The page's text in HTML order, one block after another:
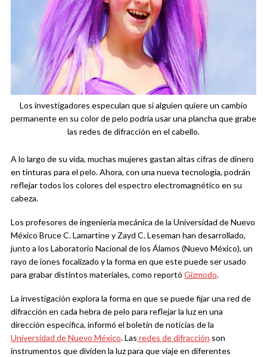
Los investigadores especulan que si alguien quiere un cambio
permanente en su color de pelo podría usar una plancha que grabe
las redes de difracción en el cabello.
A lo largo de su vida, muchas mujeres gastan altas cifras de dinero
en tinturas para el pelo. Ahora, con una nueva tecnología, podrán
reflejar todos los colores del espectro electromagnético en su
cabeza.
Los profesores de ingeniería mecánica de la Universidad de Nuevo
México Bruce C. Lamartine y Zayd C. Leseman han desarrollado,
junto a los Laboratorio Nacional de los Álamos (Nuevo México), un
rayo de iones focalizado y la forma en que este puede ser usado
para grabar distintos materiales, como reportó Gizmodo.
La investigación explora la forma en que se puede fijar una red de
difracción en cada hebra de pelo para reflejar la luz en una
dirección específica, informó el boletín de noticias de la
Universidad de Nuevo México. Las redes de difracción son
instrumentos que dividen la luz para que viaje en diferentes